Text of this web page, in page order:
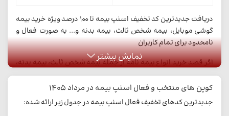
دریافت جدیدترین کد تخفیف اسنپ بیمه تا 100 درصد ویژه خرید بیمه
گوشی موبایل، بیمه شخص ثالث، بیمه بدنه و... به صورت فعال و
نامحدود برای تمام کاربران
اگر قصد خرید انواع بیمه نامه از جمله بیمه شخص ثالث، بیمه بدنه،
بیمه موتور سیکلت، بیمه گوشی موبایل، بیمه اتش سوزی، بیمه عمر،
بیمه درمان، بیمه مسافرتی و... دارید می توانید از اسنپ بیمه با
تخفیف ویژه خریداری کنید. کافی است از کدهای تخفیف این سامانه
برای خرید ارزان تر و صرفه جویی در هزینه ها استفاده کنید.
نمایش بیشتر
کوپن های منتخب و فعال اسنپ بیمه در مرداد 1405
جدیدترین کدهای تخفیف فعال اسنپ بیمه در جدول زیر ارائه شده: